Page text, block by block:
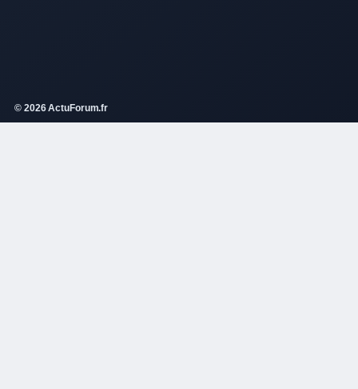
© 2026 ActuForum.fr